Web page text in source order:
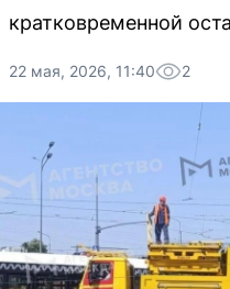
кратковременной
22 мая, 2026, 11:40 2